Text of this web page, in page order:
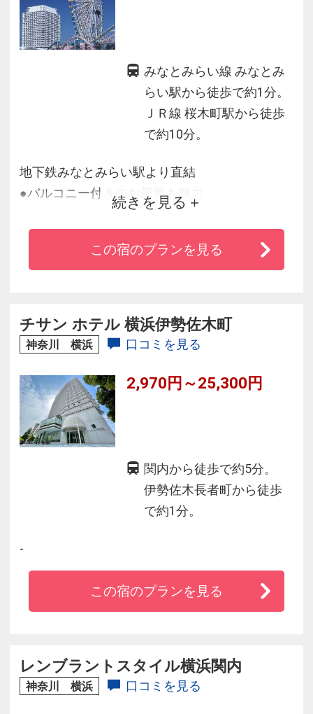
みなとみらい線 みなとみ
らい駅から徒歩で約1分。
ＪＲ線 桜木町駅から徒歩
で約10分。
地下鉄みなとみらい駅より直結
●バルコニー付きのお部屋も魅力
●全室36平米以上・シャワーブースなどバスルー
ムも充実。
●緑あふれる公園と横浜港を見渡す絶好のロケー
彩をご用意しております。
続きを見る
この宿のプランを見る
チサン ホテル 横浜伊勢佐木町
神奈川 横浜 口コミを見る
2,970円～25,300円
関内から徒歩で約5分。
伊勢佐木長者町から徒歩
で約1分。
-
この宿のプランを見る
レンブラントスタイル横浜関内
神奈川 横浜 口コミを見る